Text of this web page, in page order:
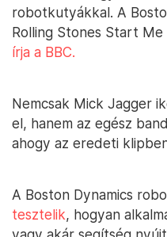
robotkutyákkal. A
Rolling Stones Start
írja a BBC.
Nemcsak Mick Jagger
el, hanem az egész
ahogy az eredeti
A Boston Dynamics
tesztelik, hogyan